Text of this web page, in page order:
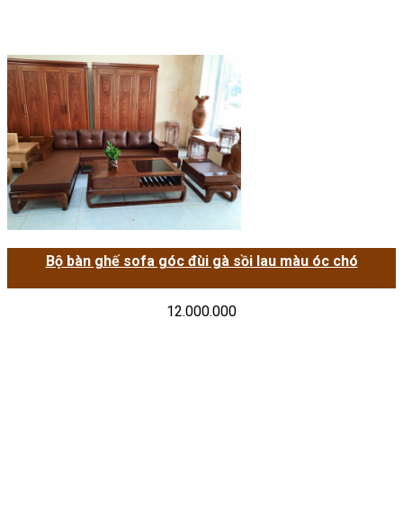
Bộ bàn ghế sofa góc đùi gà sồi lau màu óc chó
12.000.000